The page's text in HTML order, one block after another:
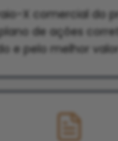
X comercial do
de ações
e pelo melhor